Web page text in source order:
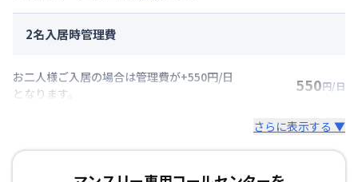
2名入居時管理費
お二人様ご入居の場合は管理費が+550円/日
となります。
550円/日
さらに表示する ▼